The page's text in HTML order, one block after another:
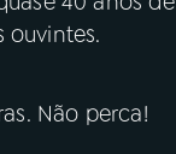
ouvintes.
Não perca!